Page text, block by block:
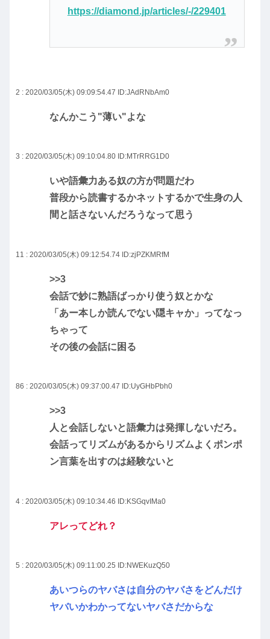
https://diamond.jp/articles/-/229401
2 : 2020/03/05(木) 09:09:54.47 ID:JAdRNbAm0
なんかこう"薄い"よな
3 : 2020/03/05(木) 09:10:04.80 ID:MTrRRG1D0
いや語彙力ある奴の方が問題だわ
普段から読書するかネットするかで生身の人
間と話さないんだろうなって思う
11 : 2020/03/05(木) 09:12:54.74 ID:zjPZKMRfM
>>3
会話で妙に熟語ばっかり使う奴とかな
「あー本しか読んでない隠キャか」ってなっ
ちゃって
その後の会話に困る
86 : 2020/03/05(木) 09:37:00.47 ID:UyGHbPbh0
>>3
人と会話しないと語彙力は発揮しないだろ。
会話ってリズムがあるからリズムよくポンポ
ン言葉を出すのは経験ないと
4 : 2020/03/05(木) 09:10:34.46 ID:KSGqvIMa0
アレってどれ？
5 : 2020/03/05(木) 09:11:00.25 ID:NWEKuzQ50
あいつらのヤバさは自分のヤバさをどんだけ
ヤバいかわかってないヤバさだからな